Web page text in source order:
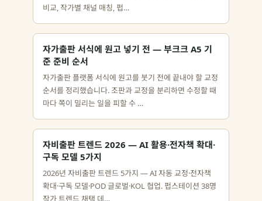
비교, 작가별 채널 매칭, 펍…
자가출판 서식에 원고 넣기 전 — 부크크 A5 기
준 준비 순서
자가출판 플랫폼 서식에 원고를 붓기 전에 끝내야 할 교정
순서를 정리했습니다. 조판과 교정을 분리하면 수정할 때
마다 쪽이 밀리는 일을 피할 수 …
자비출판 트렌드 2026 — AI 활용·전자책 확대·
구독 모델 5가지
2026년 자비출판 트렌드 5가지 — AI 자동 교정·전자책
확대·구독 모델·POD 글로벌·KOL 협업. 펍스테이션 38명
작가 트렌드 채택 데…